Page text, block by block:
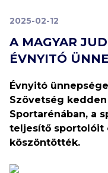
2025-02-12
A MAGYAR
ÉVNYITÓ
Évnyitó
Szövetség
Sportarénában, a
teljesítő sportolóit
köszöntötték.